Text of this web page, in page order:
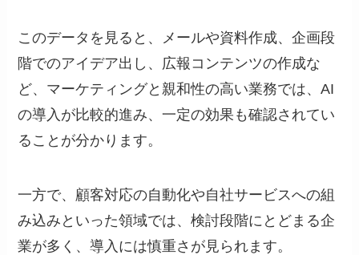
このデータを見ると、メールや資料作成、企画段
階でのアイデア出し、広報コンテンツの作成な
ど、マーケティングと親和性の高い業務では、AI
の導入が比較的進み、一定の効果も確認されてい
ることが分かります。
一方で、顧客対応の自動化や自社サービスへの組
み込みといった領域では、検討段階にとどまる企
業が多く、導入には慎重さが見られます。